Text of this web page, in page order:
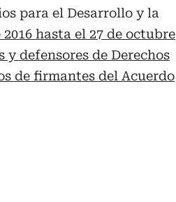
para el Desarrollo y la
hasta el 27 de octubre
y defensores de Derechos
de firmantes del Acuerdo